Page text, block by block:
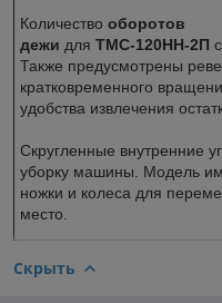
Количество оборотов
дежи для ТМС-120НН-2П
Также предусмотрены
кратковременного
удобства извлечения
Скругленные внутренние
уборку машины. Модель
ножки и колеса для
место.
Скрыть